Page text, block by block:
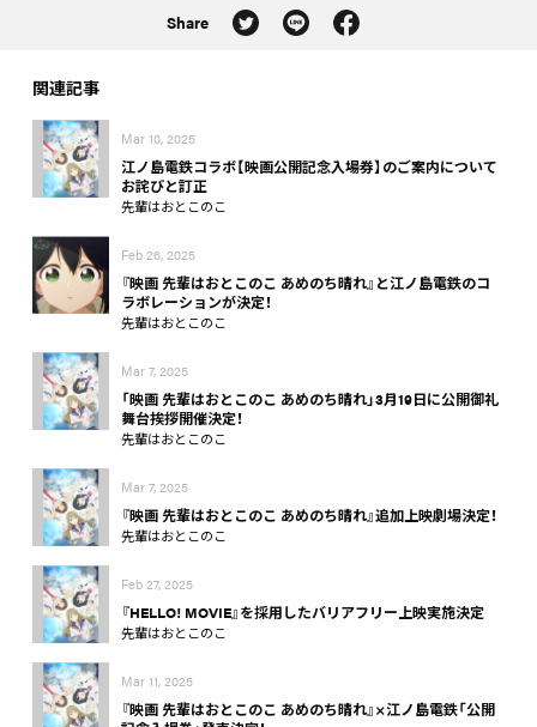
Share
関連記事
Mar 10, 2025
江ノ島電鉄コラボ【映画公開記念入場券】のご案内について
お詫びと訂正
先輩はおとこのこ
Feb 26, 2025
『映画 先輩はおとこのこ あめのち晴れ』と江ノ島電鉄のコ
ラボレーションが決定！
先輩はおとこのこ
Mar 7, 2025
「映画 先輩はおとこのこ あめのち晴れ」3月19日に公開御礼
舞台挨拶開催決定！
先輩はおとこのこ
Mar 7, 2025
『映画 先輩はおとこのこ あめのち晴れ』追加上映劇場決定！
先輩はおとこのこ
Feb 27, 2025
『HELLO! MOVIE』を採用したバリアフリー上映実施決定
先輩はおとこのこ
Mar 11, 2025
『映画 先輩はおとこのこ あめのち晴れ』×江ノ島電鉄「公開